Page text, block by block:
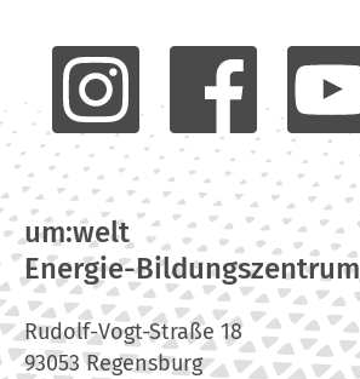
um:welt
Energie-Bildungszentrum
Rudolf-Vogt-Straße 18
93053 Regensburg